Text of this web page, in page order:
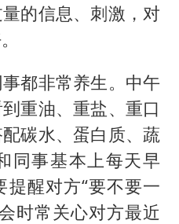
的信息、刺激，对
都非常养生。中午
重油、重盐、重口
碳水、蛋白质、蔬
同事基本上每天早
提醒对方“要不要一
时常关心对方最近